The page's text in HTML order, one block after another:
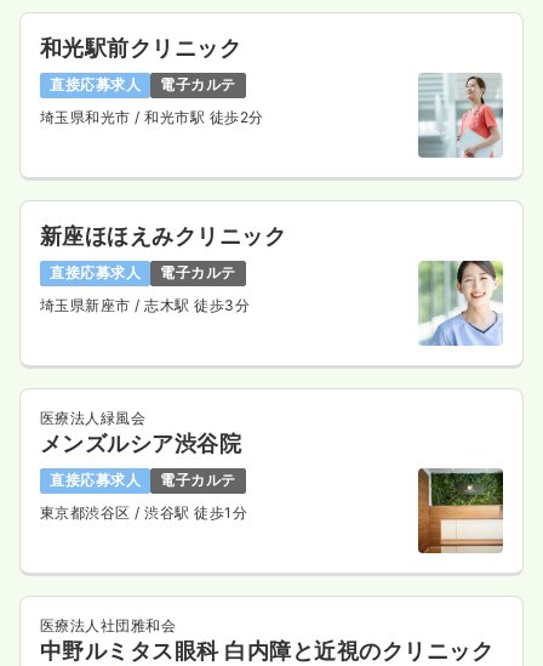
和光駅前クリニック
直接応募求人
電子カルテ
埼玉県和光市 / 和光市駅 徒歩2分
新座ほほえみクリニック
直接応募求人
電子カルテ
埼玉県新座市 / 志木駅 徒歩3分
医療法人緑風会
メンズルシア渋谷院
直接応募求人
電子カルテ
東京都渋谷区 / 渋谷駅 徒歩1分
医療法人社団雅和会
中野ルミタス眼科 白内障と近視のクリニック